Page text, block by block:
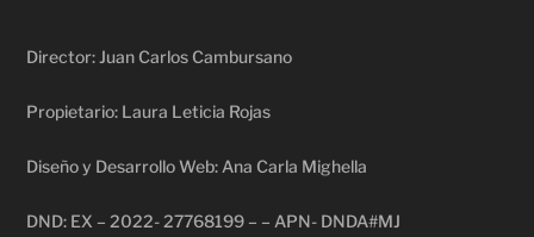
Director: Juan Carlos Cambursano
Propietario: Laura Leticia Rojas
Diseño y Desarrollo Web: Ana Carla Mighella
DND: EX – 2022- 27768199 – – APN- DNDA#MJ